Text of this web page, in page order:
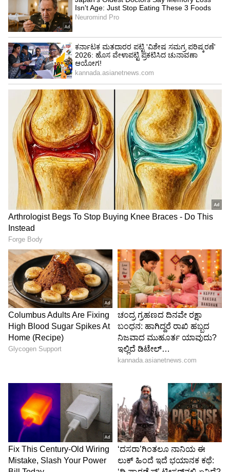
ರಾಹುಲ್ ಗಾಂಧಿಗೆ ಹಿಂದೂಗಳ ತಾಳ್ಮೆ ಪರೀಕ್ಷೆಯ
ದುಸ್ಸಾಹಸ ಬೇಡ: ಶಾಸಕ ಯಶ್ಪಾಲ್ ಸುವರ್ಣ ಆಕ್ರೋಶ
ಎಚ್.ಡಿ.ಕುಮಾರಸ್ವಾಮಿ ಕೇಂದ್ರ ಸರ್ಕಾರದಲ್ಲಿ ಉಕ್ಕು, ಭಾರಿ
ಕೈಗಾರಿಕೆ ಸಚಿವರಾಗಿದ್ದಾರೆ. ಅವರು ಜಿಲ್ಲೆಯ ನಾಲ್ಕೈದು
ಸಾವಿರ ನಿರುದ್ಯೋಗಿ ಯುವಕರಿಗೆ ಉದ್ಯೋಗ
ಕೊಡಿಸಬಹುದು. ಕೇವಲ ಭಾವಾನತ್ಮಕವಾಗಿ ಮತ
ಕೇಳುವುದಷ್ಟೇ ಮುಖ್ಯ ಅಲ್ಲ. ನಿರುದ್ಯೋಗಿ ಯುವಕರಿಗೆ
ಉದ್ಯೋಗ ಕೊಟ್ಟು ತೋರಿಸಬೇಕು.
-ಎಚ್.ಸಿ.ಬಾಲಕೃಷ್ಣ, ಶಾಸಕ, ಮಾಗಡಿ